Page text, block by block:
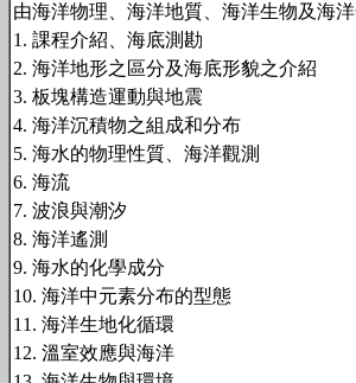
由海洋物理、海洋地質、海洋生物及海洋
1. 課程介紹、海底測勘
2. 海洋地形之區分及海底形貌之介紹
3. 板塊構造運動與地震
4. 海洋沉積物之組成和分布
5. 海水的物理性質、海洋觀測
6. 海流
7. 波浪與潮汐
8. 海洋遙測
9. 海水的化學成分
10. 海洋中元素分布的型態
11. 海洋生地化循環
12. 溫室效應與海洋